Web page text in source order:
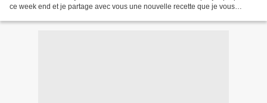
ce week end et je partage avec vous une nouvelle recette que je vous